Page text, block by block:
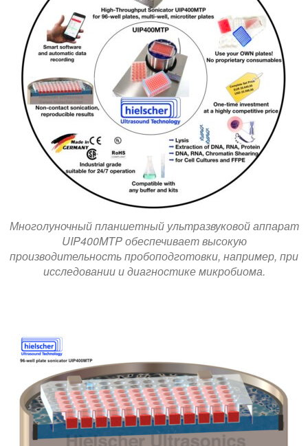
Многолуночный планшетный ультразвуковой аппарат
UIP400MTP обеспечивает высокую
производительность пробоподготовки, например, при
исследовании и диагностике микробиома.